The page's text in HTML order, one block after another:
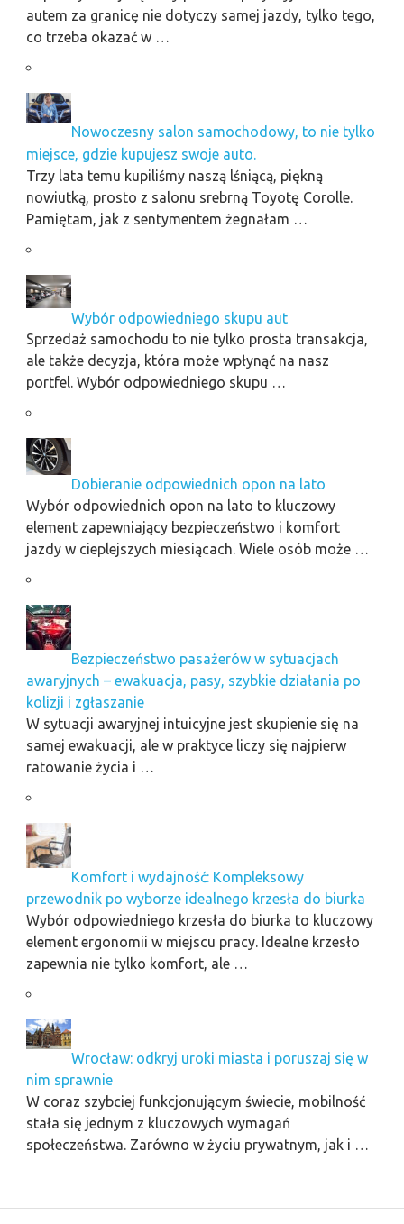
autem za granicę nie dotyczy samej jazdy, tylko tego,
co trzeba okazać w …
Nowoczesny salon samochodowy, to nie tylko
miejsce, gdzie kupujesz swoje auto.
Trzy lata temu kupiliśmy naszą lśniącą, piękną
nowiutką, prosto z salonu srebrną Toyotę Corolle.
Pamiętam, jak z sentymentem żegnałam …
Wybór odpowiedniego skupu aut
Sprzedaż samochodu to nie tylko prosta transakcja,
ale także decyzja, która może wpłynąć na nasz
portfel. Wybór odpowiedniego skupu …
Dobieranie odpowiednich opon na lato
Wybór odpowiednich opon na lato to kluczowy
element zapewniający bezpieczeństwo i komfort
jazdy w cieplejszych miesiącach. Wiele osób może …
Bezpieczeństwo pasażerów w sytuacjach
awaryjnych – ewakuacja, pasy, szybkie działania po
kolizji i zgłaszanie
W sytuacji awaryjnej intuicyjne jest skupienie się na
samej ewakuacji, ale w praktyce liczy się najpierw
ratowanie życia i …
Komfort i wydajność: Kompleksowy
przewodnik po wyborze idealnego krzesła do biurka
Wybór odpowiedniego krzesła do biurka to kluczowy
element ergonomii w miejscu pracy. Idealne krzesło
zapewnia nie tylko komfort, ale …
Wrocław: odkryj uroki miasta i poruszaj się w
nim sprawnie
W coraz szybciej funkcjonującym świecie, mobilność
stała się jednym z kluczowych wymagań
społeczeństwa. Zarówno w życiu prywatnym, jak i …